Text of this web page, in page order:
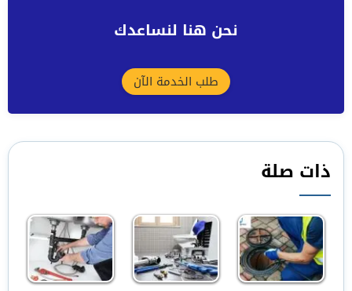
نحن هنا لنساعدك
طلب الخدمة الآن
ذات صلة